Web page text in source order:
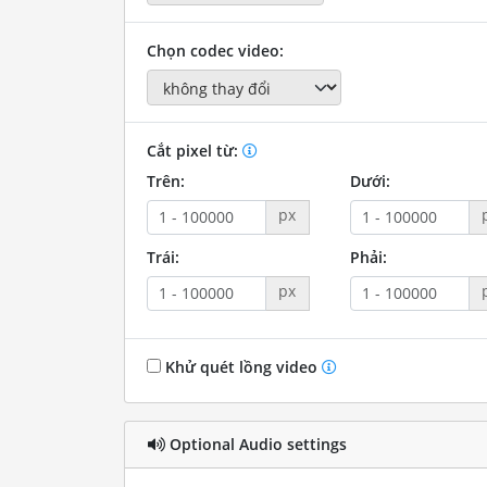
Chọn codec video:
Cắt pixel từ:
Trên:
px
Dưới:
Trái:
px
Phải:
Khử quét lồng video
Optional Audio settings